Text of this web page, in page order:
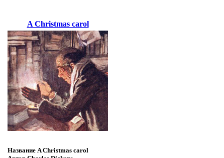
A Christmas carol
Название A Christmas carol